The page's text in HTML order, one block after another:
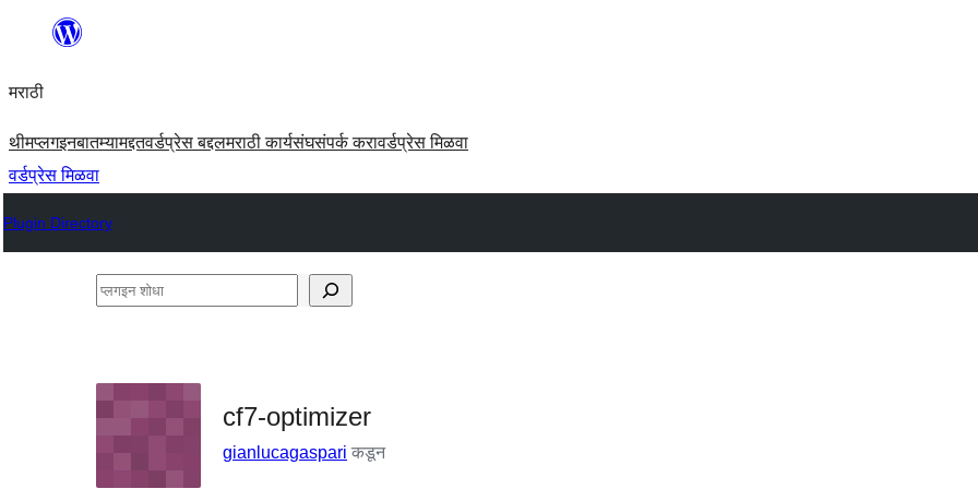
सामुग्रीवर
मराठी
थीमप्लगइनबातम्यामद्दतवर्डप्रेस बद्दलमराठी कार्यसंघसंपर्क करावर्डप्रेस मिळवा
वर्डप्रेस मिळवा
Plugin Directory
प्लगइन
cf7-optimizer
gianlucagaspari कडून